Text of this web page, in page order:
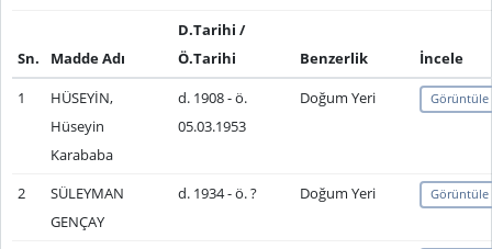
Sn. Madde Adı
D.Tarihi /
Ö.Tarihi
Benzerlik
İncele
1
HÜSEYİN,
Hüseyin
Karababa
d. 1908 - ö.
05.03.1953
Doğum Yeri Görüntüle
2
SÜLEYMAN
GENÇAY
d. 1934 - ö. ? Doğum Yeri Görüntüle